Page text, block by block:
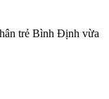
trẻ Bình Định vừa